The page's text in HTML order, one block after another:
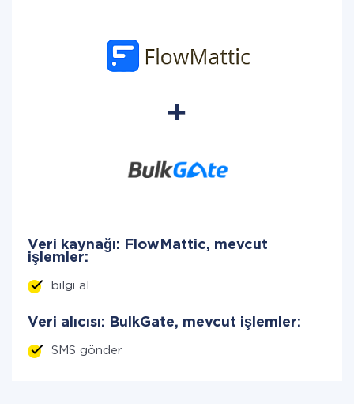
Veri kaynağı: FlowMattic, mevcut
işlemler:
bilgi al
Veri alıcısı: BulkGate, mevcut işlemler:
SMS gönder